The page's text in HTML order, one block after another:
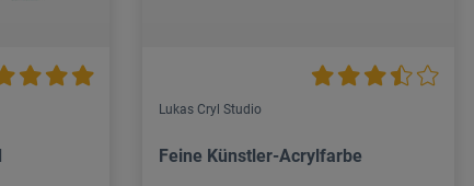
Lukas Cryl Studio
Feine Künstler-Acrylfarbe